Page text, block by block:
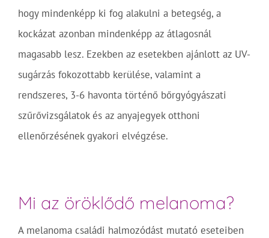
hogy mindenképp ki fog alakulni a betegség, a
kockázat azonban mindenképp az átlagosnál
magasabb lesz. Ezekben az esetekben ajánlott az UV-
sugárzás fokozottabb kerülése, valamint a
rendszeres, 3-6 havonta történő bőrgyógyászati
szűrővizsgálatok és az anyajegyek otthoni
ellenőrzésének gyakori elvégzése.
Mi az öröklődő melanoma?
A melanoma családi halmozódást mutató eseteiben